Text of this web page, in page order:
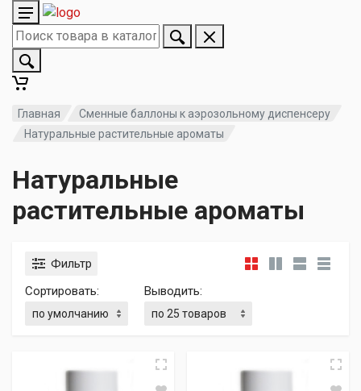
Главная
Сменные баллоны к аэрозольному диспенсеру
Натуральные растительные ароматы
Натуральные
растительные ароматы
Фильтр
Сортировать:
Выводить: